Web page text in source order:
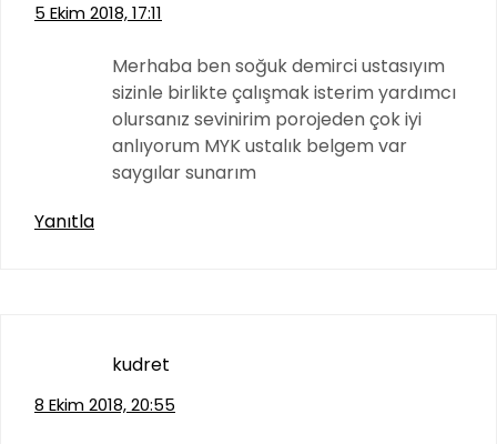
5 Ekim 2018, 17:11
Merhaba ben soğuk demirci ustasıyım
sizinle birlikte çalışmak isterim yardımcı
olursanız sevinirim porojeden çok iyi
anlıyorum MYK ustalık belgem var
saygılar sunarım
Yanıtla
kudret
8 Ekim 2018, 20:55